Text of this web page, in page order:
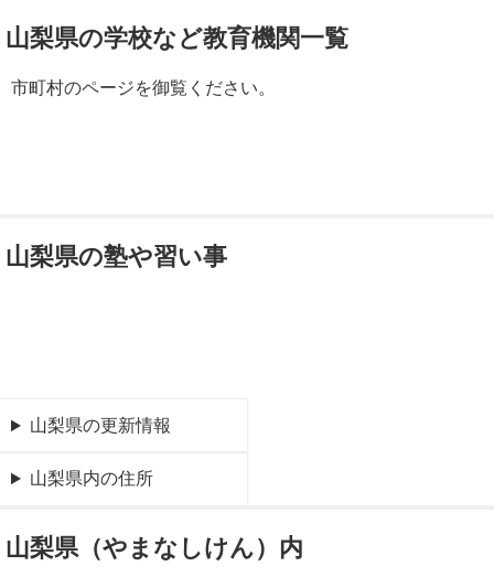
山梨県の学校など教育機関一覧
市町村のページを御覧ください。
山梨県の塾や習い事
山梨県の更新情報
山梨県内の住所
山梨県（やまなしけん）内